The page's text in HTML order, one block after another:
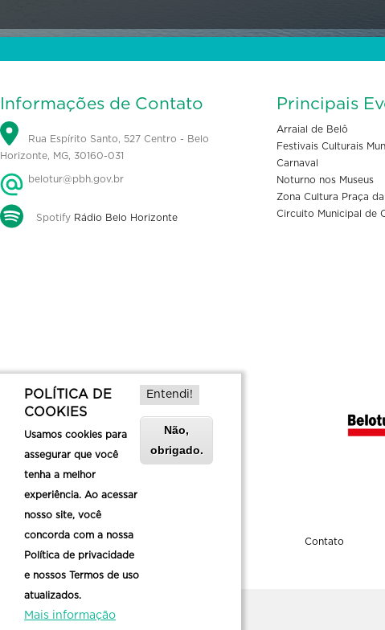
Informações de Contato
Rua Espírito Santo, 527 Centro - Belo
Horizonte, MG, 30160-031
belotur@pbh.gov.br
Spotify Rádio Belo Horizonte
Principais
Arraial de Belô
Festivais Culturais
Carnaval
Noturno nos Museus
Zona Cultura Praça
Circuito Municipal de
Sobre a Belotur Contato
POLÍTICA DE
COOKIES
Usamos cookies para
assegurar que você
tenha a melhor
experiência. Ao acessar
nosso site, você
concorda com a nossa
Política de privacidade
e nossos Termos de uso
atualizados.
Mais informação
Entendi!
Não,
obrigado.